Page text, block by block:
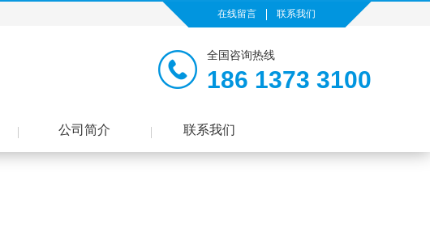
在线留言 联系我们
全国咨询热线
186 1373 3100
公司简介 联系我们